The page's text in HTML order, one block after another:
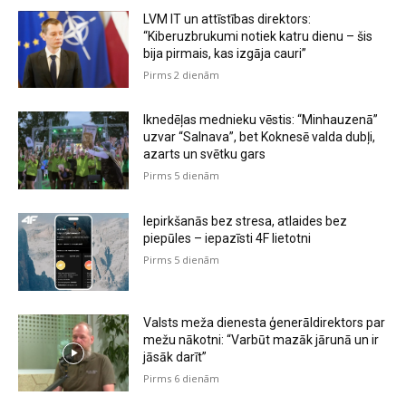
LVM IT un attīstības direktors:
“Kiberuzbrukumi notiek katru dienu – šis
bija pirmais, kas izgāja cauri”
Pirms 2 dienām
Iknedēļas mednieku vēstis: “Minhauzenā”
uzvar “Salnava”, bet Koknesē valda dubļi,
azarts un svētku gars
Pirms 5 dienām
Iepirkšanās bez stresa, atlaides bez
piepūles – iepazīsti 4F lietotni
Pirms 5 dienām
Valsts meža dienesta ģenerāldirektors par
mežu nākotni: “Varbūt mazāk jārunā un ir
jāsāk darīt”
Pirms 6 dienām